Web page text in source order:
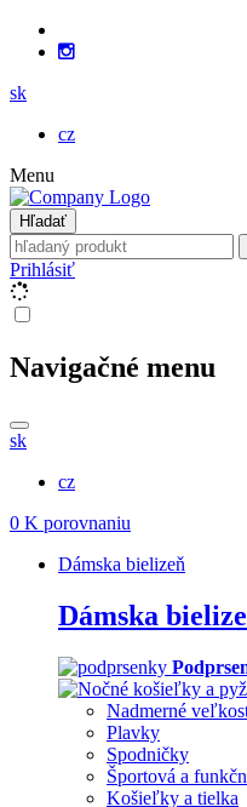
sk
cz
Menu
Hľadať
Prihlásiť
Navigačné menu
sk
cz
0 K porovnaniu
Dámska bielizeň
Dámska
Nadmerné
Plavky
Spodničky
Športová a
Košieľky a tielka